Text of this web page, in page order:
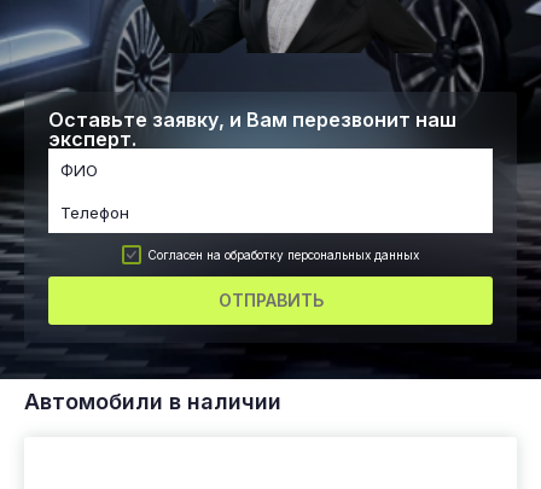
Оставьте заявку, и Вам перезвонит наш
эксперт.
Согласен на обработку персональных данных
ОТПРАВИТЬ
Автомобили в наличии